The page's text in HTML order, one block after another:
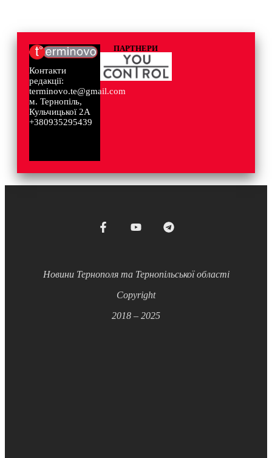
Контакти
редакції:
terminovo.te@gmail.com
м. Тернопіль,
Кульчицької 2А
+380935295439
ПАРТНЕРИ
Новини Тернополя та Тернопільської області
Copyright
2018 – 2025